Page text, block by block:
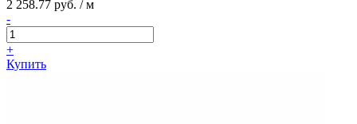
2 258.77 руб. / м
-
+
Купить